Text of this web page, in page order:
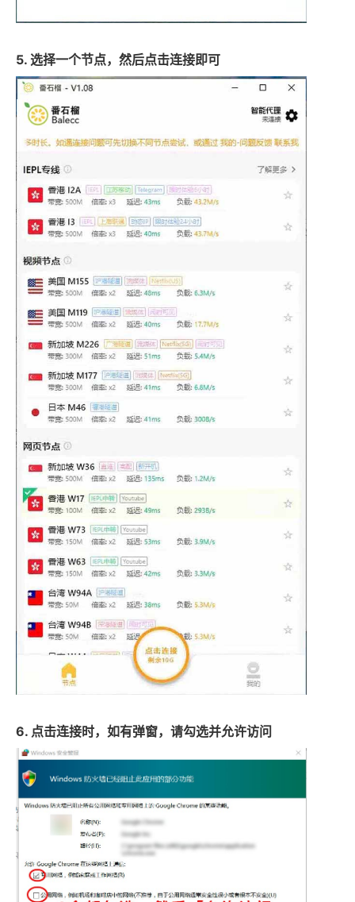
5. 选择一个节点，然后点击连接即可
6. 点击连接时，如有弹窗，请勾选并允许访问